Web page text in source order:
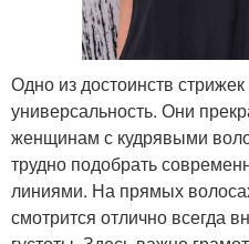
Одно из достоинств
универсальность. Они
женщинам с кудрявыми
трудно подобрать
линиями. На прямых
смотрится отлично всегда